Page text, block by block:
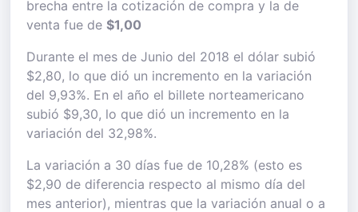
brecha entre la cotización de compra y la de
venta fue de $1,00
Durante el mes de Junio del 2018 el dólar subió
$2,80, lo que dió un incremento en la variación
del 9,93%. En el año el billete norteamericano
subió $9,30, lo que dió un incremento en la
variación del 32,98%.
La variación a 30 días fue de 10,28% (esto es
$2,90 de diferencia respecto al mismo día del
mes anterior), mientras que la variación anual o a